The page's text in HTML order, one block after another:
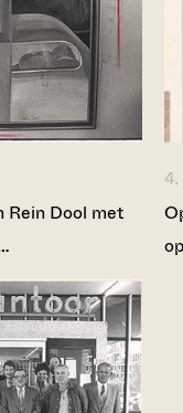
Rein Dool met
4.